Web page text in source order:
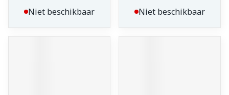
Niet beschikbaar Niet beschikbaar